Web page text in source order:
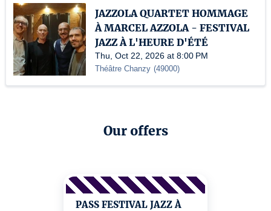
Our offers
PASS FESTIVAL JAZZ À
JAZZOLA QUARTET HOMMAGE
À MARCEL AZZOLA - FESTIVAL
JAZZ À L'HEURE D'ÉTÉ
Thu, Oct 22, 2026 at 8:00 PM
Théâtre Chanzy (49000)